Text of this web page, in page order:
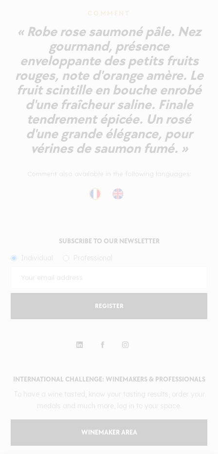
COMMENT
« Robe rose saumoné pâle. Nez
gourmand, présence
enveloppante des petits fruits
rouges, note d'orange amère. Le
fruit scintille en bouche enrobé
d'une fraîcheur saline. Finale
tendrement épicée. Un rosé
d'une grande élégance, pour
vérines de saumon fumé. »
INTERNATIONAL CHALLENGE: WINEMAKERS & PROFESSIONALS
WINEMAKER AREA
SUBSCRIBE TO OUR NEWSLETTER
REGISTER